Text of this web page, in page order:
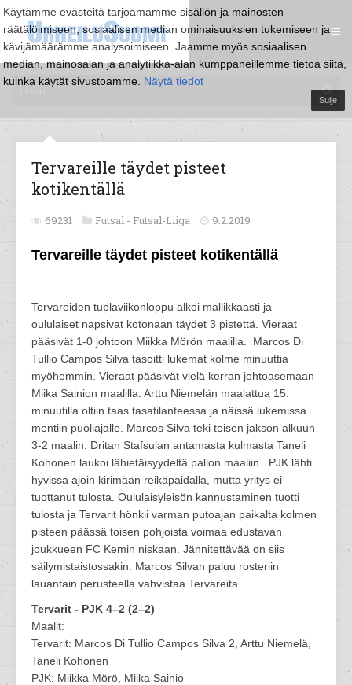
Käytämme evästeitä tarjoamamme sisällön ja mainosten
räätälöimiseen, sosiaalisen median ominaisuuksien tukemiseen ja
kävijämäärämme analysoimiseen. Jaamme myös sosiaalisen
median, mainosalan ja analytiikka-alan kumppaneillemme tietoa siitä,
kuinka käytät sivustoamme. Näytä tiedot
Sulje
Tervareille täydet pisteet
kotikentällä
69231 Futsal - Futsal-Liiga 9.2.2019
Tervareille täydet pisteet kotikentällä
Tervareiden tuplaviikonloppu alkoi mallikkaasti ja
oululaiset napsivat kotonaan täydet 3 pistettä. Vieraat
pääsivät 1-0 johtoon Miikka Mörön maalilla. Marcos Di
Tullio Campos Silva tasoitti lukemat kolme minuuttia
myöhemmin. Vieraat pääsivät vielä kerran johtoasemaan
Miika Sainion maalilla. Arttu Niemelän maalattua 15.
minuutilla oltiin taas tasatilanteessa ja näissä lukemissa
mentiin puoliajalle. Marcos Silva teki toisen jakson alkuun
3-2 maalin. Dritan Stafsulan antamasta kulmasta Taneli
Kohonen laukoi lähietäisyydeltä pallon maaliin. PJK lähti
hyvissä ajoin kirimään reikäpaidalla, mutta yritys ei
tuottanut tulosta. Oululaisyleisön kannustaminen tuotti
tulosta ja Tervarit hönkii varman putoajan paikalta kolmen
pisteen päässä toisen pohjoista voimaa edustavan
joukkueen FC Kemin niskaan. Jännitettävää on siis
säilymistaistossakin. Marcos Silvan paluu rosteriin
lauantain perusteella vahvistaa Tervareita.
Tervarit - PJK 4–2 (2–2)
Maalit:
Tervarit: Marcos Di Tullio Campos Silva 2, Arttu Niemelä,
Taneli Kohonen
PJK: Miikka Mörö, Miika Sainio